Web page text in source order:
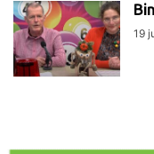
19